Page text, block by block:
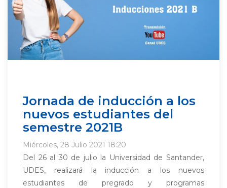
Jornada de inducción a los
nuevos estudiantes del
semestre 2021B
Miércoles, 28 Julio 2021 18:20
Del 26 al 30 de julio la Universidad de Santander,
UDES, realizará la inducción a los nuevos
estudiantes de pregrado y programas